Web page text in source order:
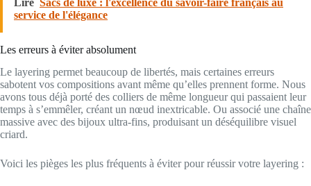
service de l'élégance
Les erreurs à éviter absolument
Le layering permet beaucoup de libertés, mais certaines erreurs
sabotent vos compositions avant même qu’elles prennent forme. Nous
avons tous déjà porté des colliers de même longueur qui passaient leur
temps à s’emmêler, créant un nœud inextricable. Ou associé une chaîne
massive avec des bijoux ultra-fins, produisant un déséquilibre visuel
criard.
Voici les pièges les plus fréquents à éviter pour réussir votre layering :